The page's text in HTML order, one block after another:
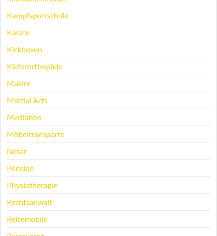
Kampfsportschule
Karate
Kickboxen
Kieferorthopäde
Makler
Martial Arts
Mediation
Möbeltransporte
Notar
Pension
Physiotherapie
Rechtsanwalt
Reisemobile